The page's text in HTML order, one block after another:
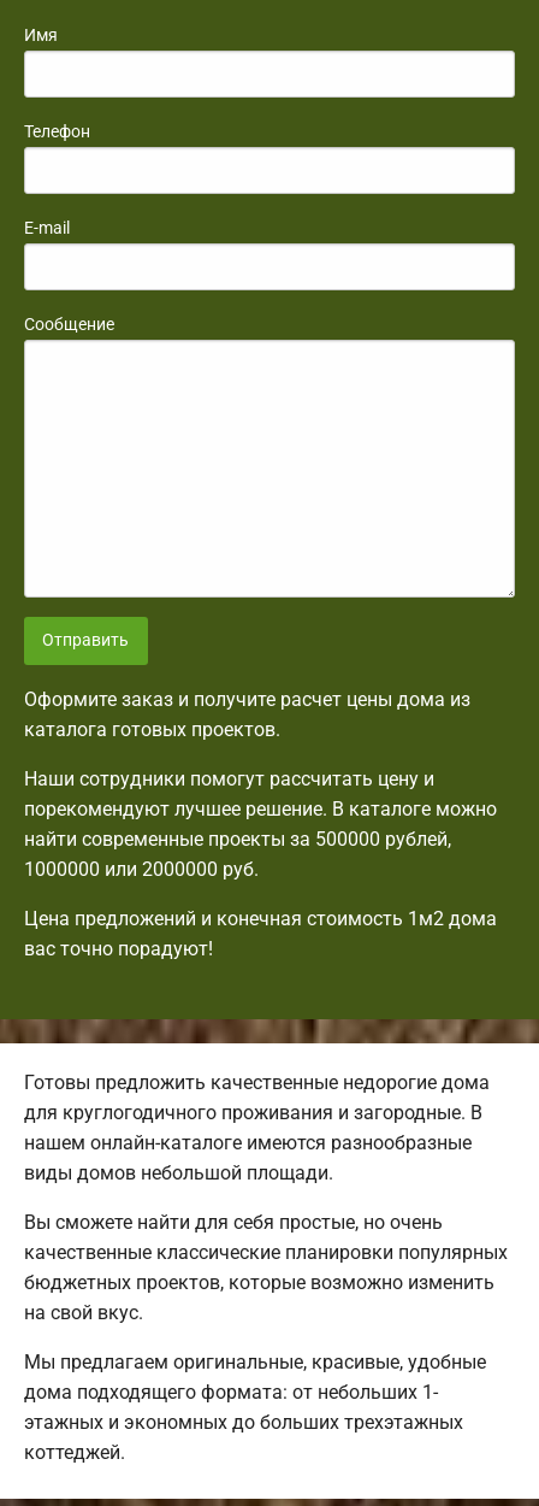
Имя
Телефон
E-mail
Сообщение
Отправить
Оформите заказ и получите расчет цены дома из
каталога готовых проектов.
Наши сотрудники помогут рассчитать цену и
порекомендуют лучшее решение. В каталоге можно
найти современные проекты за 500000 рублей,
1000000 или 2000000 руб.
Цена предложений и конечная стоимость 1м2 дома
вас точно порадуют!
Готовы предложить качественные недорогие дома
для круглогодичного проживания и загородные. В
нашем онлайн-каталоге имеются разнообразные
виды домов небольшой площади.
Вы сможете найти для себя простые, но очень
качественные классические планировки популярных
бюджетных проектов, которые возможно изменить
на свой вкус.
Мы предлагаем оригинальные, красивые, удобные
дома подходящего формата: от небольших 1-
этажных и экономных до больших трехэтажных
коттеджей.